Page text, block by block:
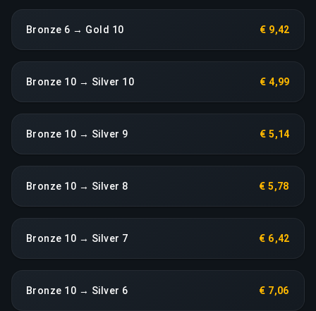
Bronze 6 → Gold 10 € 9,42
Bronze 10 → Silver 10 € 4,99
Bronze 10 → Silver 9 € 5,14
Bronze 10 → Silver 8 € 5,78
Bronze 10 → Silver 7 € 6,42
Bronze 10 → Silver 6 € 7,06